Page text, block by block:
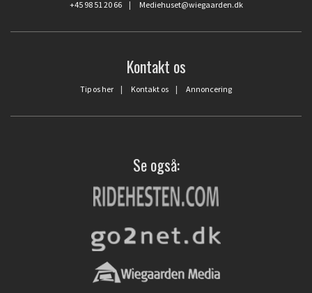
+45 98 51 20 66| Mediehuset@wiegaarden.dk
Kontakt os
Tip os her | Kontakt os | Annoncering
Se også: